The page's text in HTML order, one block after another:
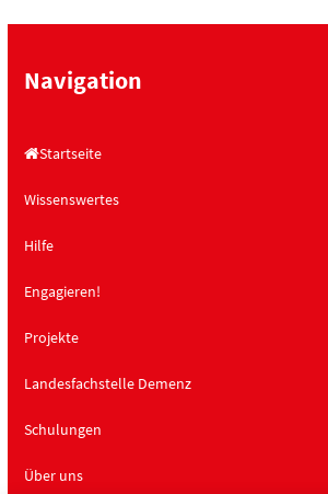
Navigation
Startseite
Wissenswertes
Hilfe
Engagieren!
Projekte
Landesfachstelle Demenz
Schulungen
Über uns